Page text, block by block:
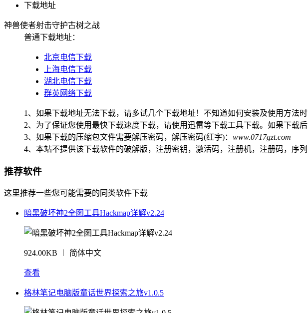
下载地址
神兽使者射击守护古树之战
普通下载地址：
北京电信下载
上海电信下载
湖北电信下载
群英网络下载
1、如果下载地址无法下载，请多试几个下载地址！不知道如何安装及使用方法
2、为了保证您使用最快下载速度下载，请使用迅雷等下载工具下载。如果下载
3、如果下载的压缩包文件需要解压密码，解压密码(红字)： www.0717gzt.com
4、本站不提供该下载软件的破解版，注册密钥，激活码，注册机，注册码，序
推荐软件
这里推荐一些您可能需要的同类软件下载
暗黑破坏神2全图工具Hackmap详解v2.24
924.00KB ︱ 简体中文
查看
格林笔记电脑版童话世界探索之旅v1.0.5